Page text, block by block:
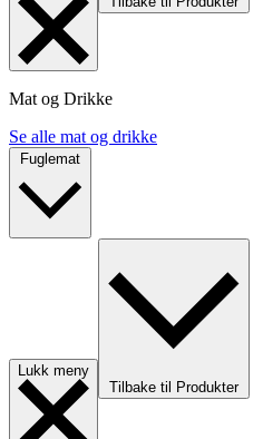
Mat og Drikke
Se alle mat og drikke
Lukk meny
Tilbake til Produkter